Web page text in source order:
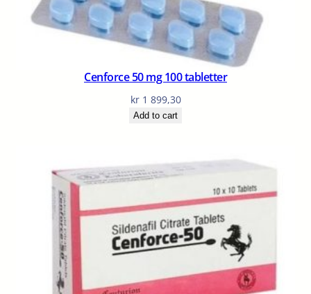
Cenforce 50 mg 100 tabletter
kr1 899,30
Add to cart